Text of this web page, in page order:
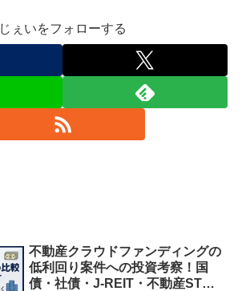
じぇいをフォローする
不動産クラウドファンディングの
低利回り案件への投資考察！国
債・社債・J-REIT・不動産STと